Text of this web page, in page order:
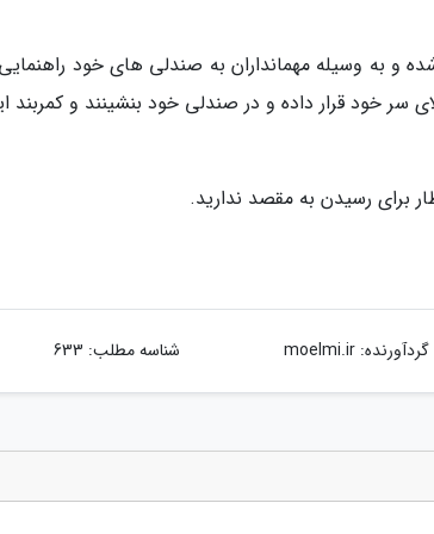
و به وسیله مهمانداران به صندلی های خود
خود قرار داده و در صندلی خود بنشینند و کمربند
برای رسیدن به مقصد ندارید.
گردآورنده:moelmi.ir شناسه مطلب: 633